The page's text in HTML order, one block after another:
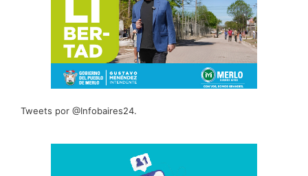
Tweets por @Infobaires24.